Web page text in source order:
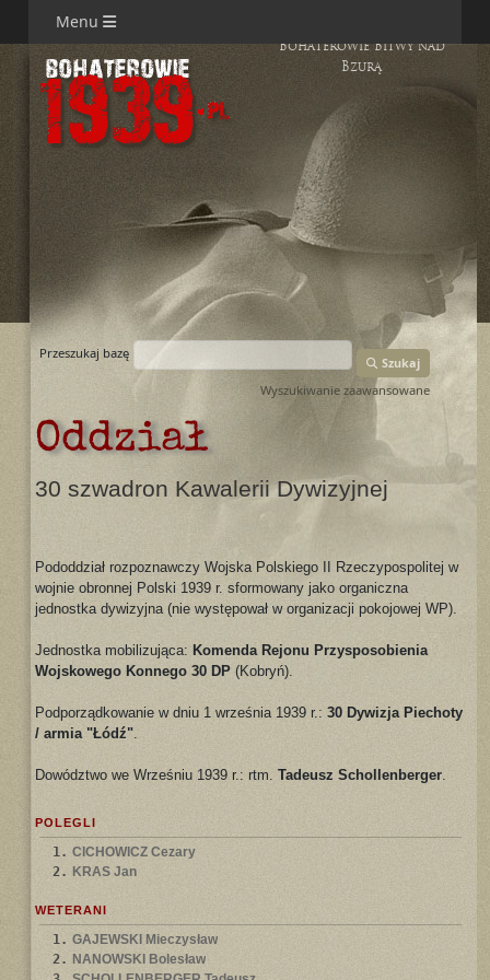
Menu
Bohaterowie Bitwy nad
Bzurą
Przeszukaj bazę
Szukaj
Wyszukiwanie zaawansowane
Oddział
30 szwadron Kawalerii Dywizyjnej
Pododdział rozpoznawczy Wojska Polskiego II Rzeczypospolitej w
wojnie obronnej Polski 1939 r. sformowany jako organiczna
jednostka dywizyjna (nie występował w organizacji pokojowej WP).
Jednostka mobilizująca: Komenda Rejonu Przysposobienia
Wojskowego Konnego 30 DP (Kobryń).
Podporządkowanie w dniu 1 września 1939 r.: 30 Dywizja Piechoty
/ armia "Łódź".
Dowództwo we Wrześniu 1939 r.: rtm. Tadeusz Schollenberger.
POLEGLI
1. CICHOWICZ Cezary
2. KRAS Jan
WETERANI
1. GAJEWSKI Mieczysław
2. NANOWSKI Bolesław